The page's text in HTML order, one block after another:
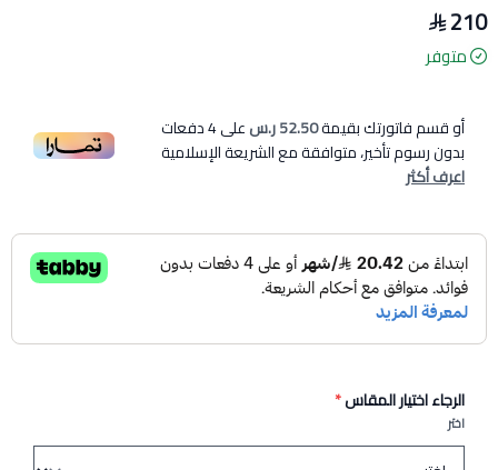
210
متوفر
أو قسم فاتورتك بقيمة52.50 ر.س على4دفعات
بدون رسوم تأخير، متوافقة مع الشريعة الإسلامية
اعرف أكثر
الرجاء اختيار المقاس*
اختر